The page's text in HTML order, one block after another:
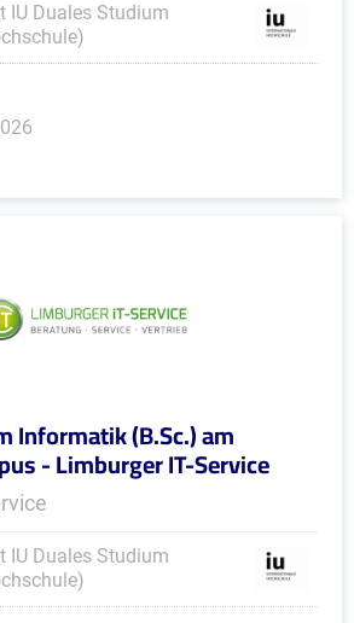
IU Duales Studium
Informatik (B.Sc.) am
- Limburger IT-Service
IU Duales Studium